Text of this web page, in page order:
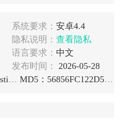
系统要求： 安卓4.4
隐私说明： 查看隐私
语言要求： 中文
发布时间：
2026-05-28
包名：com.darkarrow.stickfighter.saiyan.st
MD5：56856FC122D5B82B2FAF86120AE006E1